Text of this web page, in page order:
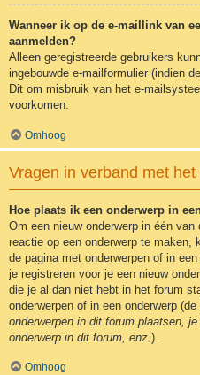
Wanneer ik op de e-maillink van
aanmelden?
Alleen geregistreerde gebruikers
ingebouwde e-mailformulier (indien
Dit om misbruik van het e-
voorkomen.
Omhoog
Vragen in verband met
Hoe plaats ik een onderwerp in
Om een nieuw onderwerp in één
reactie op een onderwerp te maken,
de pagina met onderwerpen of in
je registreren voor je een nieuw
die je al dan niet hebt in het forum
onderwerpen of in een onderwerp
onderwerpen in dit forum plaatsen,
onderwerp in dit forum, enz. ).
Omhoog